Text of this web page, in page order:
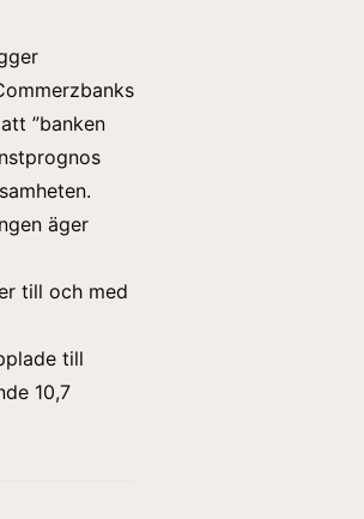
”banken
äger
till och med
till
10,7